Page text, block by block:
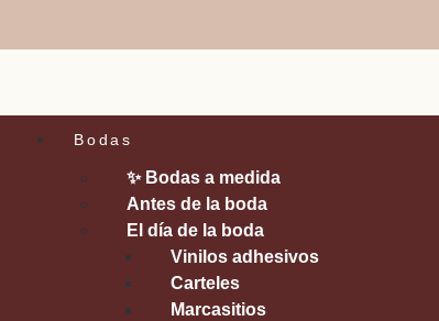
Bodas
✨ Bodas a medida
Antes de la boda
El día de la boda
Vinilos adhesivos
Carteles
Marcasitios